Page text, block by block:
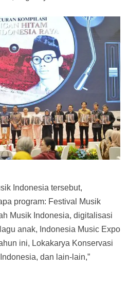
Indonesia tersebut,
program: Festival Musik
Musik Indonesia, digitalisasi
anak, Indonesia Music Expo
ini, Lokakarya Konservasi
dan lain-lain,”